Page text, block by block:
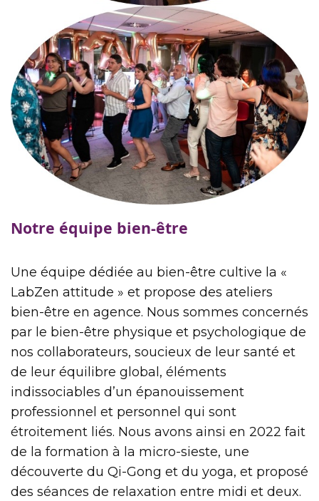
Notre équipe bien-être
Une équipe dédiée au bien-être cultive la «
LabZen attitude » et propose des ateliers
bien-être en agence. Nous sommes concernés
par le bien-être physique et psychologique de
nos collaborateurs, soucieux de leur santé et
de leur équilibre global, éléments
indissociables d’un épanouissement
professionnel et personnel qui sont
étroitement liés. Nous avons ainsi en 2022 fait
de la formation à la micro-sieste, une
découverte du Qi-Gong et du yoga, et proposé
des séances de relaxation entre midi et deux.